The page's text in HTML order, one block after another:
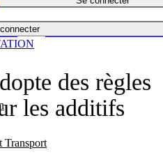
Transport
Español
des règles
les additifs